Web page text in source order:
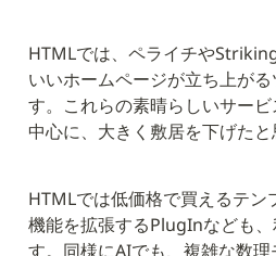
HTMLでは、ペライチや
いいホームページが立ち上が
す。これらの素晴らしいサー
中心に、大きく敷居を下げたと
HTMLでは低価格で買えるテ
機能を拡張するPlugInなども
す。同様にAIでも、複雑な数